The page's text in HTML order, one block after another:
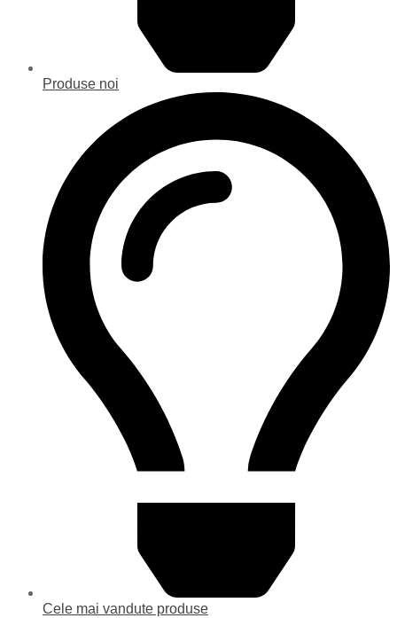
Produse noi
Cele mai vandute produse